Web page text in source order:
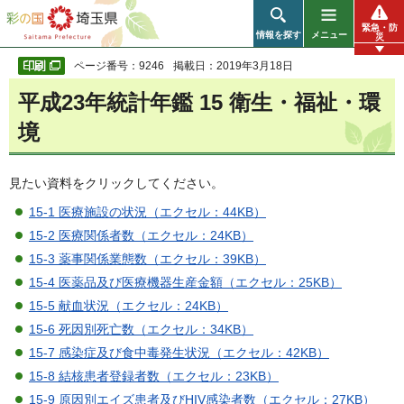
彩の国 埼玉県
情報を探す メニュー
緊急・防
災
ページ番号：9246 掲載日：2019年3月18日
平成23年統計年鑑 15 衛生・福祉・環
境
見たい資料をクリックしてください。
15-1 医療施設の状況（エクセル：44KB）
15-2 医療関係者数（エクセル：24KB）
15-3 薬事関係業態数（エクセル：39KB）
15-4 医薬品及び医療機器生産金額（エクセル：25KB）
15-5 献血状況（エクセル：24KB）
15-6 死因別死亡数（エクセル：34KB）
15-7 感染症及び食中毒発生状況（エクセル：42KB）
15-8 結核患者登録者数（エクセル：23KB）
15-9 原因別エイズ患者及びHIV感染者数（エクセル：27KB）